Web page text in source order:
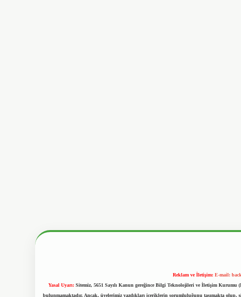
Reklam ve İletişim: E-mail:
Yasal Uyarı: Sitemiz, 5651 Sayılı Kanun gereğince Bilgi Teknolojileri ve İletişim Kurumu
bulunmamaktadır. Ancak, üyelerimiz yazdıkları içeriklerin sorumluluğunu taşımakta